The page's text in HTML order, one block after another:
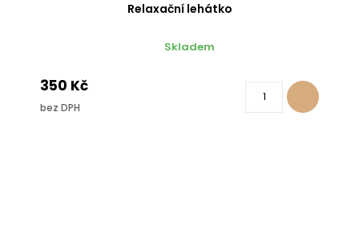
Relaxační lehátko
Skladem
350 Kč
bez DPH